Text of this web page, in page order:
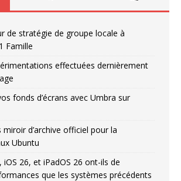
de stratégie de groupe locale à
Famille
effectuées dernièrement
fonds d’écrans avec Umbra sur
miroir d’archive officiel pour la
Ubuntu
iOS 26, et iPadOS 26 ont-ils de
que les systèmes précédents